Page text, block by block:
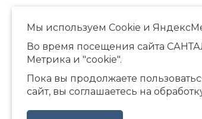
Мы используем Сookie и
Во время посещения сайта
Метрика и "cookie".
Пока вы продолжаете
сайт, вы соглашаетесь на